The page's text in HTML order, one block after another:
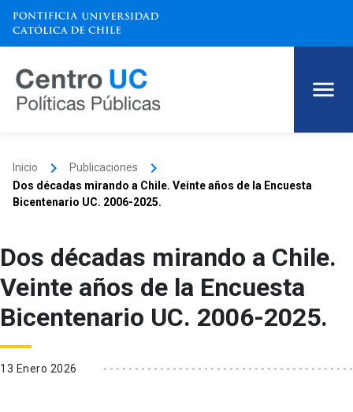
Inicio keyboard_arrow_right Publicaciones keyboard_arrow_right
Dos décadas mirando a Chile. Veinte años de la Encuesta
Bicentenario UC. 2006-2025.
Dos décadas mirando a Chile.
Veinte años de la Encuesta
Bicentenario UC. 2006-2025.
13 Enero 2026